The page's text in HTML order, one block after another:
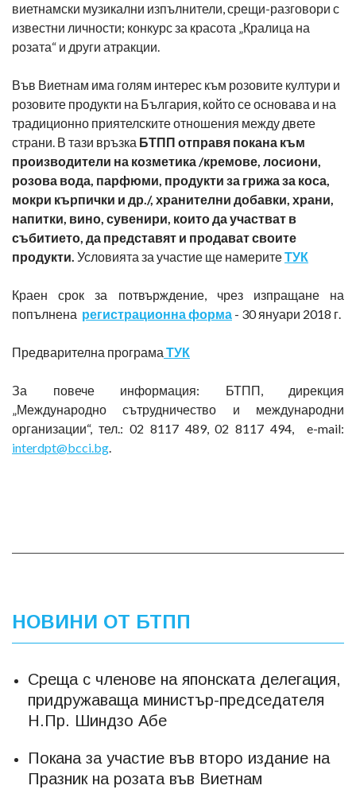
виетнамски музикални изпълнители, срещи-разговори с
известни личности; конкурс за красота „Кралица на
розата“ и други атракции.
Във Виетнам има голям интерес към розовите култури и
розовите продукти на България, който се основава и на
традиционно приятелските отношения между двете
страни. В тази връзка БТПП отправя покана към
производители на козметика /кремове, лосиони,
розова вода, парфюми, продукти за грижа за коса,
мокри кърпички и др./, хранителни добавки, храни,
напитки, вино, сувенири, които да участват в
събитието, да представят и продават своите
продукти. Условията за участие ще намеритеТУК
Краен срок за потвърждение, чрез изпращане на
попълнена регистрационна форма - 30 януари 2018 г.
Предварителна програма ТУК
За повече информация: БТПП, дирекция
„Международно сътрудничество и международни
организации“, тел.: 02 8117 489, 02 8117 494, e-mail:
interdpt@bcci.bg.
НОВИНИ ОТ БТПП
Среща с членове на японската делегация,
придружаваща министър-председателя
Н.Пр. Шиндзо Абе
Покана за участие във второ издание на
Празник на розата във Виетнам